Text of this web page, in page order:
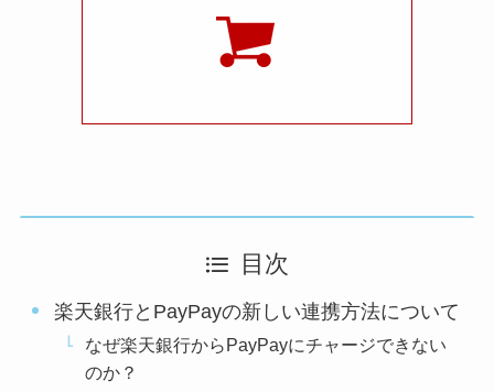
目次
楽天銀行とPayPayの新しい連携方法について
なぜ楽天銀行からPayPayにチャージできない
のか？